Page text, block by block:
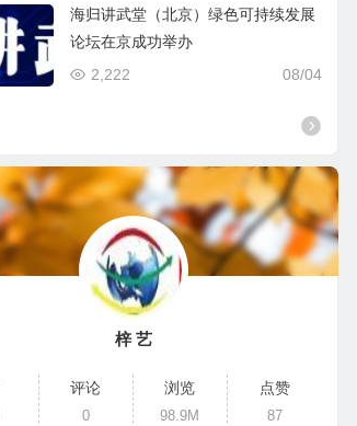
海归讲武堂（北京）绿色可持续发展
论坛在京成功举办
08/04
2,222
梓 艺
评论
0
浏览
98.9M
点赞
87